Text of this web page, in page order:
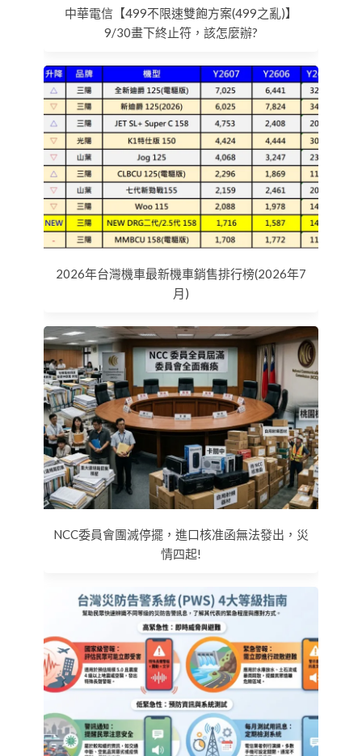
中華電信【499不限速雙飽方案(499之亂)】
9/30畫下終止符，該怎麼辦?
2026年台灣機車最新機車銷售排行榜(2026年7
月)
NCC委員會團滅停擺，進口核准函無法發出，災
情四起!